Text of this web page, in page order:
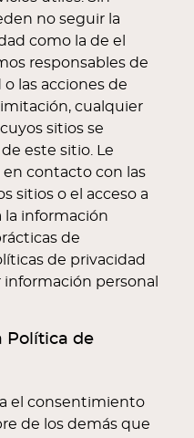
no seguir la
como la de el
responsables de
o las acciones de
cualquier
sitios se
este sitio. Le
contacto con las
sitios o el acceso a
la información
de
de privacidad
personal
Política de
el consentimiento
de los demás que